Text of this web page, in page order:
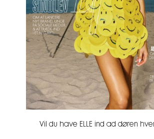
Vil du have ELLE ind ad døren